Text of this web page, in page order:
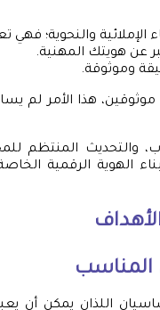
الإملائية والنحوية؛
عن هويتك المهنية.
وموثوقة.
موثوقين، هذا الأمر
والتحديث المنتظم
الهوية الرقمية
المناسب
اللذان يمكن أن